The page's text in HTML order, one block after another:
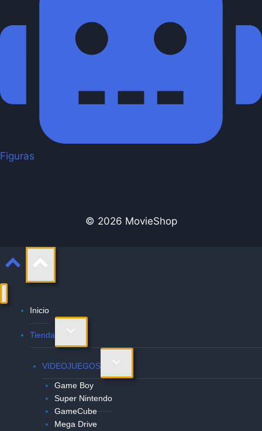
Figuras
© 2026 MovieShop
Inicio
Tienda
Alternar
menú
hijo
VIDEOJUEGOS
Alternar
menú
Game Boy
Super Nintendo
GameCube
Mega Drive